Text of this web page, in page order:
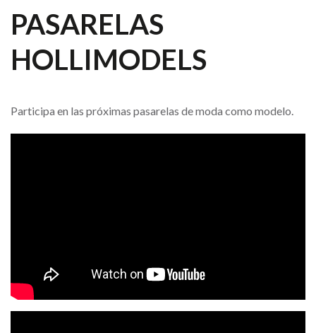
PASARELAS
HOLLIMODELS
Participa en las próximas pasarelas de moda como modelo.